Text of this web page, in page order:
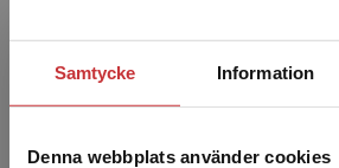
Samtycke Information
Denna webbplats använder cookies